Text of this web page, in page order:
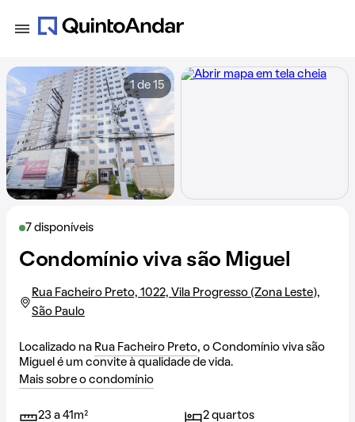
7 disponíveis
Condomínio viva são Miguel
Rua Facheiro Preto, 1022, Vila Progresso (Zona Leste),
São Paulo
Localizado na Rua Facheiro Preto, o Condomínio viva são
Miguel é um convite à qualidade de vida.
Mais sobre o condomínio
23 a 41m² 2 quartos
1 de 15